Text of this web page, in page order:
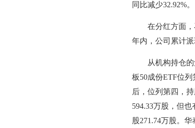
同比减少32.92%。
在分红方面，石
年内，公司累计派
从机构持仓的角
板50成份ETF位
后，位列第四，
594.33万股，但
股271.74万股。